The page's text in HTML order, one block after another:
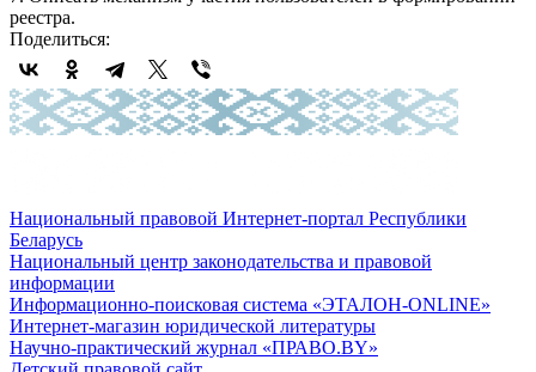
реестра.
Поделиться:
Национальный правовой Интернет-портал Республики
Беларусь
Национальный центр законодательства и правовой
информации
Информационно-поисковая система «ЭТАЛОН-ONLINE»
Интернет-магазин юридической литературы
Научно-практический журнал «ПРАВО.BY»